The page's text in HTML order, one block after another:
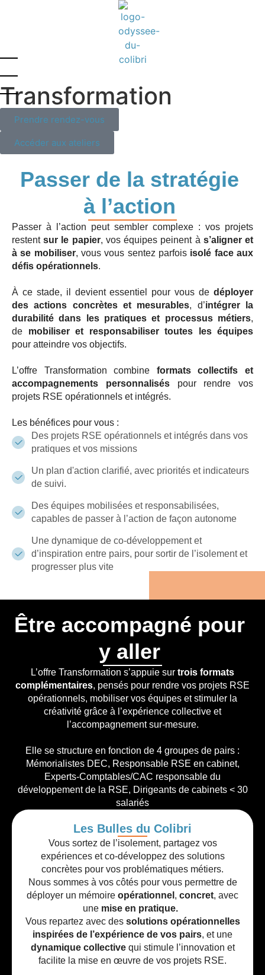
Transformation
Prendre rendez-vous
Accéder aux ateliers
Passer de la stratégie
à l’action
Passer à l’action peut sembler complexe : vos projets
restentsur le papier, vos équipes peinent à s’aligner et
à se mobiliser, vous vous sentez parfois isolé face aux
défis opérationnels.
À ce stade, il devient essentiel pour vous de déployer
des actions concrètes et mesurables, d’intégrer la
durabilité dans les pratiques et processus métiers,
de mobiliser et responsabiliser toutes les équipes
pour atteindre vos objectifs.
L’offre Transformation combine formats collectifs et
accompagnements personnaliséspour rendre vos
projets RSE opérationnels et intégrés.
Les bénéfices pour vous :
Des projets RSE opérationnels et intégrés dans vos
pratiques et vos missions
Un plan d'action clarifié, avec priorités et indicateurs
de suivi.
Des équipes mobilisées et responsabilisées,
capables de passer à l’action de façon autonome
Une dynamique de co-développement et
d’inspiration entre pairs, pour sortir de l’isolement et
progresser plus vite
Être accompagné pour
y aller
L’offre Transformation s’appuie sur trois formats
complémentaires, pensés pour rendre vos projets RSE
opérationnels, mobiliser vos équipes et stimuler la
créativité grâce à l’expérience collective et
l’accompagnement sur-mesure.
Elle se structure en fonction de 4 groupes de pairs :
Mémorialistes DEC, Responsable RSE en cabinet,
Experts-Comptables/CAC responsable du
développement de la RSE, Dirigeants de cabinets < 30
salariés
Les Bulles du Colibri
Vous sortez de l’isolement, partagez vos
expériences et co-développez des solutions
concrètes pour vos problématiques métiers.
Nous sommes à vos côtés pour vous permettre de
déployer un mémoire opérationnel , concret, avec
une mise en pratique.
Vous repartez avec des solutions opérationnelles
inspirées de l’expérience de vos pairs, et une
dynamique collectivequi stimule l’innovation et
facilite la mise en œuvre de vos projets RSE.